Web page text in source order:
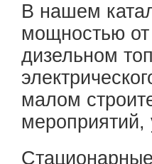
В нашем
мощностью от
дизельном
малом